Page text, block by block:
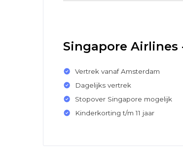
Singapore Airlines
Vertrek vanaf Amsterdam
Dagelijks vertrek
Stopover Singapore mogelijk
Kinderkorting t/m 11 jaar